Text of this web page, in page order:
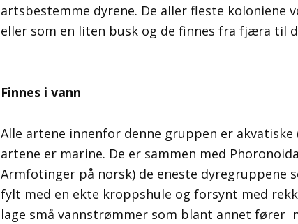
artsbestemme dyrene. De aller fleste koloniene
eller som en liten busk og de finnes fra fjæra til
Finnes i vann
Alle artene innenfor denne gruppen er
artene er marine. De er sammen med
Armfotinger på norsk) de eneste dyregruppene
fylt med en ekte kroppshule og forsynt med
lage små vannstrømmer som blant annet fører